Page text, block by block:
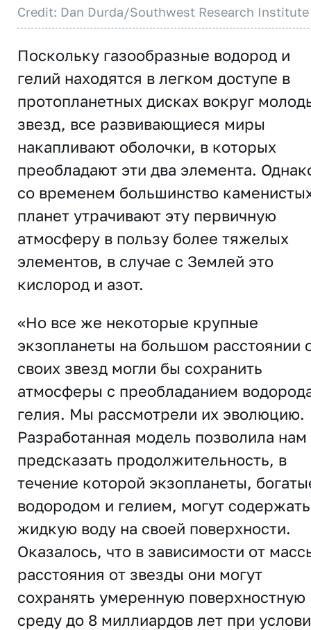
Credit: Dan Durda/Southwest Research Institute
Поскольку газообразные водород и
гелий находятся в легком доступе в
протопланетных дисках вокруг
звезд, все развивающиеся миры
накапливают оболочки, в которых
преобладают эти два элемента.
со временем большинство
планет утрачивают эту первичную
атмосферу в пользу более тяжелых
элементов, в случае с Землей это
кислород и азот.
«Но все же некоторые крупные
экзопланеты на большом расстоянии
своих звезд могли бы сохранить
атмосферы с преобладанием
гелия. Мы рассмотрели их эволюцию.
Разработанная модель позволила нам
предсказать продолжительность, в
течение которой экзопланеты,
водородом и гелием, могут содержать
жидкую воду на своей поверхности.
Оказалось, что в зависимости от
расстояния от звезды они могут
сохранять умеренную поверхностную
среду до 8 миллиардов лет при